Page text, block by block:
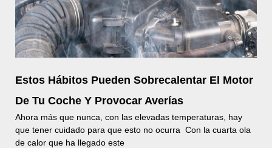
Estos Hábitos Pueden Sobrecalentar El Motor
De Tu Coche Y Provocar Averías
Ahora más que nunca, con las elevadas temperaturas, hay
que tener cuidado para que esto no ocurra Con la cuarta ola
de calor que ha llegado este